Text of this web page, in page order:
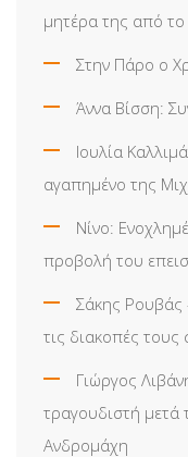
μητέρα της από το
Στην Πάρο ο
Άννα Βίσση:
Ιουλία
αγαπημένο της
Νίνο:
προβολή του
Σάκης Ρουβάς
τις διακοπές
Γιώργος
τραγουδιστή μετά
Ανδρομάχη